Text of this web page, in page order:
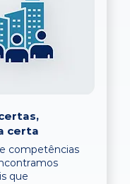
certa
competências
que